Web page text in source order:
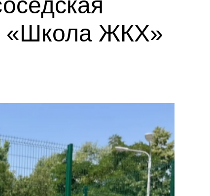
«Школа ЖКХ»